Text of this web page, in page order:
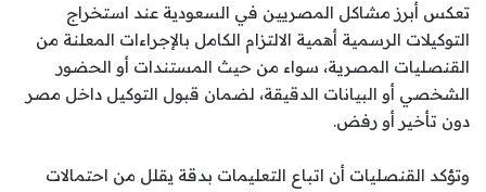
تعكس أبرز مشاكل المصريين في السعودية عند استخراج
التوكيلات الرسمية أهمية الالتزام الكامل بالإجراءات المعلنة من
القنصليات المصرية، سواء من حيث المستندات أو الحضور
الشخصي أو البيانات الدقيقة، لضمان قبول التوكيل داخل مصر
دون تأخير أو رفض.
وتؤكد القنصليات أن اتباع التعليمات بدقة يقلل من احتمالات